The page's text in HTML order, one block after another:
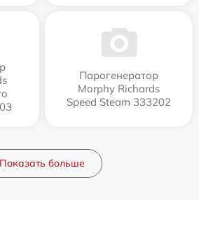
Парогенератор
Morphy Richards
Speed Steam 333202
Показать больше